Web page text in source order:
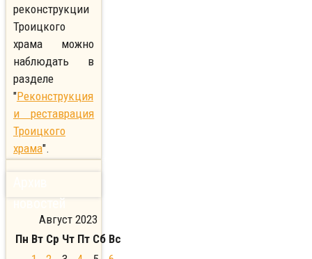
реконструкции
Троицкого
храма можно
наблюдать в
разделе
"Реконструкция
и реставрация
Троицкого
храма".
новостей
Август 2023
Пн Вт Ср Чт Пт Сб Вс